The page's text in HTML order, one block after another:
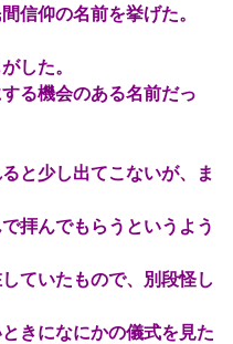
信仰の名前を挙げた。
した。
る機会のある名前だっ
と少し出てこないが、ま
拝んでもらうというよう
ていたもので、別段怪し
きになにかの儀式を見た